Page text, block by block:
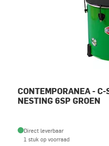
CONTEMPORANEA -
NESTING 6SP GROEN
Direct leverbaar
1 stuk op voorraad